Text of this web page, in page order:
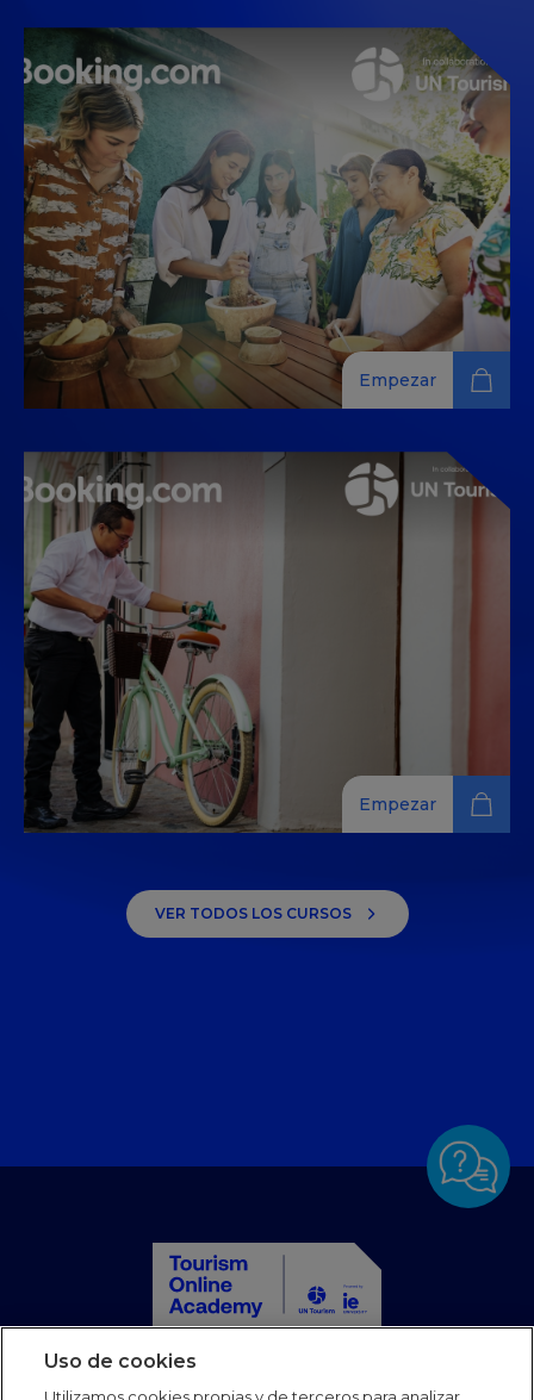
sostenible del agua
Explora técnicas de gestión sostenible del agua para
la industria hotelera, con soluciones prácticas y
consejos para reducir el consumo de agua.
en la comunidad más sostenible
Aprende sobre el compromiso comunitario sostenible
para profesionales del sector hotelero, con consejos
prácticos y recomendaciones de expertos de todo el
mundo.
Empezar
energética más sostenible
Aprende gestión de energía sostenible para
Empezar
VER TODOS LOS CURSOS
Uso de cookies